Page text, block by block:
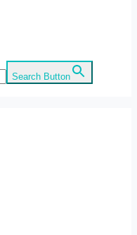
Search Button